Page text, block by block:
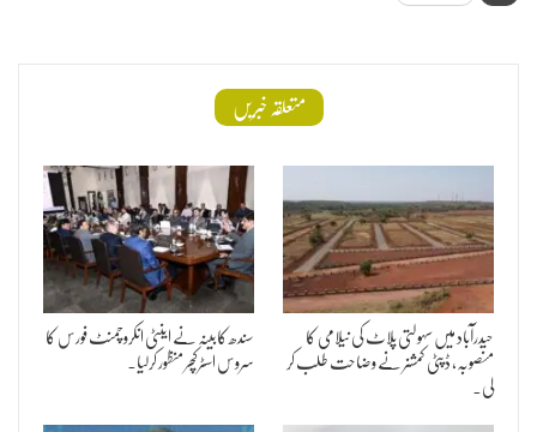
متعلقہ خبریں
حیدرآباد میں سہولتی پلاٹ کی نیلامی کا
منصوبہ، ڈپٹی کمشنر نے وضاحت طلب کر
لی۔
سندھ کابینہ نے اینٹی انکروچمنٹ فورس کا
سروس اسٹرکچر منظور کرلیا۔